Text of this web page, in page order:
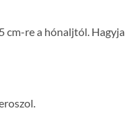
cm-re a hónaljtól. Hagyja